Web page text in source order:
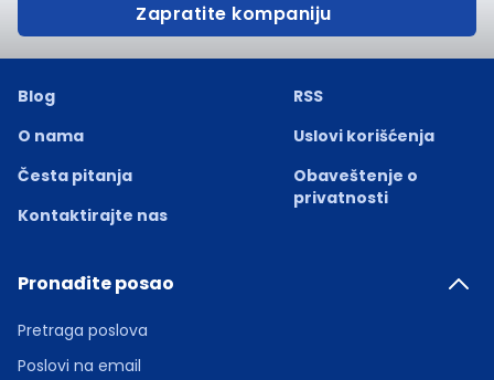
Zapratite kompaniju
Blog
O nama
Česta pitanja
Kontaktirajte nas
RSS
Uslovi korišćenja
Obaveštenje o
privatnosti
Pronađite posao
Pretraga poslova
Poslovi na email